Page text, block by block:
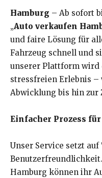
Hamburg – Ab sofort
„Auto verkaufen
und faire Lösung für
Fahrzeug schnell und
unserer Plattform wird
stressfreien Erlebnis –
Abwicklung bis hin zur
Einfacher Prozess
Unser Service setzt
Hamburg können ihr